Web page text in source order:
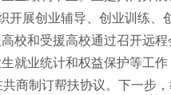
开展创业辅导、创业训练
校和受援高校通过召开远
就业统计和权益保护等工作
制订帮扶协议。下一步，